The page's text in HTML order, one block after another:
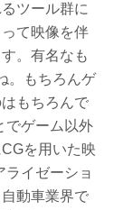
ツール群に
て映像を伴
。有名なも
。もちろんゲ
もちろんで
でゲーム以外
を用いた映
イゼーショ
動車業界で